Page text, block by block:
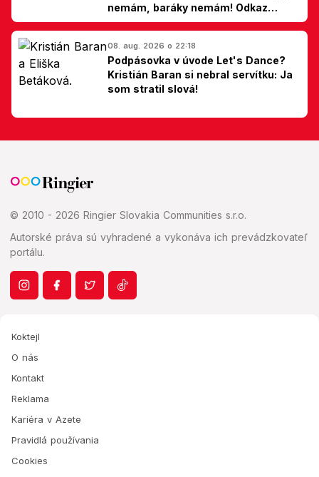
nemám, baráky nemám! Odkaz
Slovákom
08. aug. 2026 o 22:18
Podpásovka v úvode Let's Dance?
Kristián Baran si nebral servítku: Ja
som stratil slová!
© 2010 - 2026 Ringier Slovakia Communities s.r.o.
Autorské práva sú vyhradené a vykonáva ich prevádzkovateľ
portálu.
Koktejl
O nás
Kontakt
Reklama
Kariéra v Azete
Pravidlá používania
Cookies